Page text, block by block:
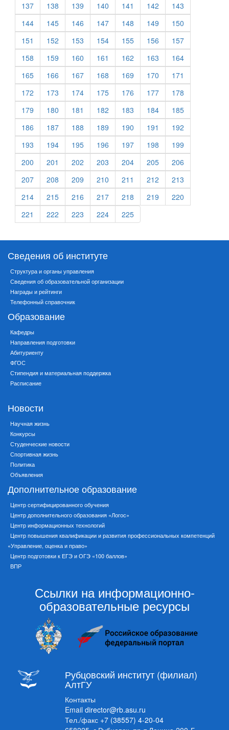
137
138 139 140 141 142
143
144
145 146 147 148 149
150
151
152 153 154 155 156
157
158
159 160 161 162 163
164
165
166 167 168 169 170
171
172
173 174 175 176 177
178
179
180 181 182 183 184
185
186
187 188 189 190 191
192
193
194 195 196 197 198
199
200
201 202 203 204 205
206
207
208 209 210 211 212
213
214
215 216 217 218 219
220
221
222 223 224 225
Сведения об институте
Структура и органы управления
Сведения об образовательной организации
Награды и рейтинги
Телефонный справочник
Образование
Кафедры
Направления подготовки
Абитуриенту
ФГОС
Стипендия и материальная поддержка
Расписание
Новости
Научная жизнь
Конкурсы
Студенческие новости
Спортивная жизнь
Политика
Объявления
Дополнительное образование
Центр сертифицированного обучения
Центр дополнительного образования «Логос»
Центр информационных технологий
Центр повышения квалификации и развития профессиональных компетенций
«Управление, оценка и право»
Центр подготовки к ЕГЭ и ОГЭ «100 баллов»
ВПР
Ссылки на информационно-
образовательные ресурсы
Рубцовский институт (филиал)
АлтГУ
Контакты
Email director@rb.asu.ru
Тел./факс +7 (38557) 4-20-04